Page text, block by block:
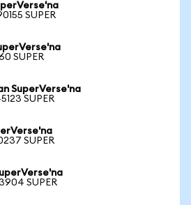
SUPER
SUPER
SuperVerse'na
SUPER
SUPER
SUPER